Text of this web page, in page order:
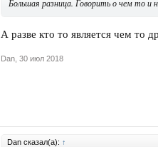
Большая разница. Говорить о чем то
А разве кто то является чем то
Dan 30 июл 2018
Dan сказал(а): ↑